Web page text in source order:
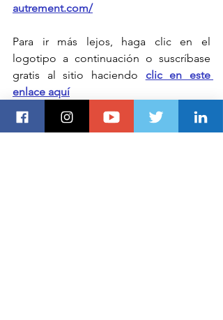
autrement.com/
Para ir más lejos, haga clic en el
logotipo a continuación o suscríbase
gratis al sitio haciendo clic en este
enlace aquí